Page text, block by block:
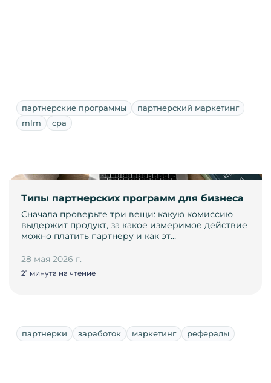
партнерские программы
партнерский маркетинг
mlm
cpa
Типы партнерских программ для бизнеса
Сначала проверьте три вещи: какую комиссию
выдержит продукт, за какое измеримое действие
можно платить партнеру и как эт…
28 мая 2026 г.
21 минута на чтение
партнерки заработок маркетинг рефералы